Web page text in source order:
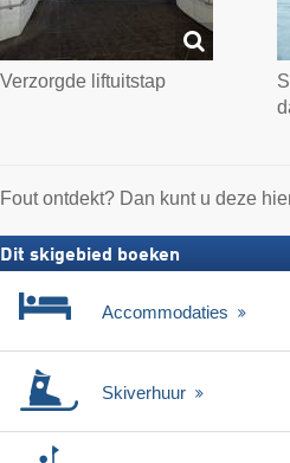
Verzorgde liftuitstap
Fout ontdekt? Dan kunt u deze
Dit skigebied boeken
Accommodaties
Skiverhuur